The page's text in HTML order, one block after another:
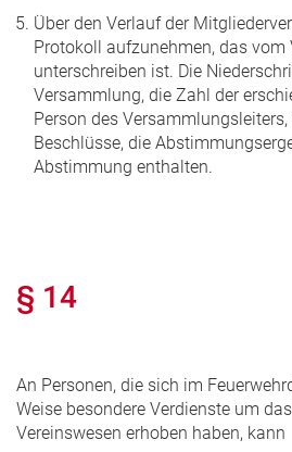
Über den Verlauf der
Protokoll aufzunehmen, das vom
unterschreiben ist. Die
Versammlung, die Zahl der
Person des
Beschlüsse, die
Abstimmung enthalten.
§ 14
An Personen, die sich im
Weise besondere Verdienste um
Vereinswesen erhoben haben, kann